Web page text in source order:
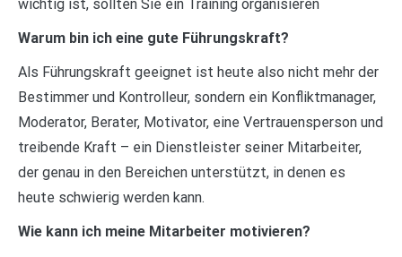
wichtig ist, sollten Sie ein Training organisieren
Warum bin ich eine gute Führungskraft?
Als Führungskraft geeignet ist heute also nicht mehr der
Bestimmer und Kontrolleur, sondern ein Konfliktmanager,
Moderator, Berater, Motivator, eine Vertrauensperson und
treibende Kraft – ein Dienstleister seiner Mitarbeiter,
der genau in den Bereichen unterstützt, in denen es
heute schwierig werden kann.
Wie kann ich meine Mitarbeiter motivieren?